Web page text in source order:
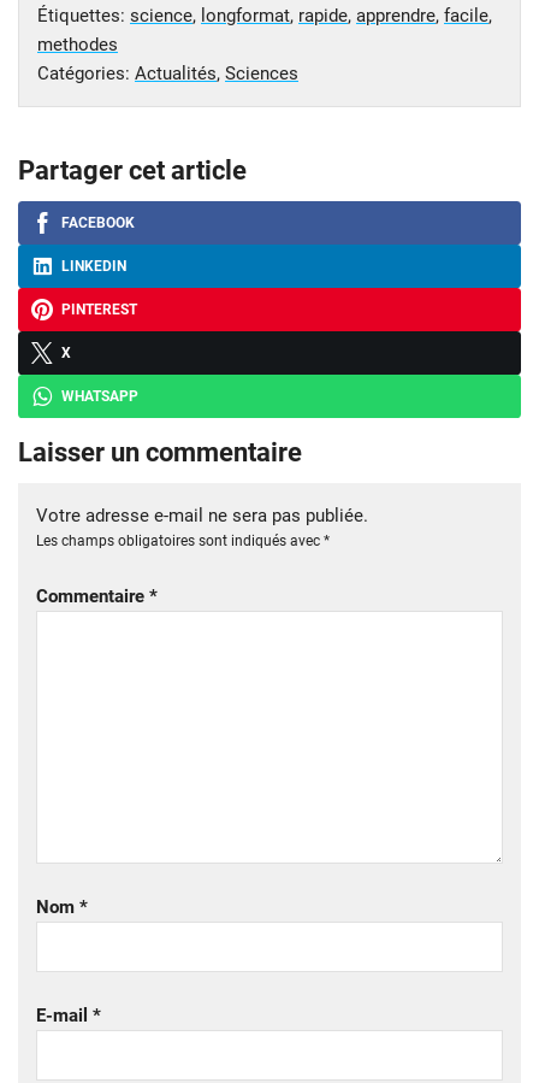
Étiquettes: science, longformat, rapide, apprendre, facile,
methodes
Catégories: Actualités, Sciences
Partager cet article
FACEBOOK
LINKEDIN
PINTEREST
X
WHATSAPP
Laisser un commentaire
Votre adresse e-mail ne sera pas publiée.
Les champs obligatoires sont indiqués avec *
Commentaire *
Nom *
E-mail *